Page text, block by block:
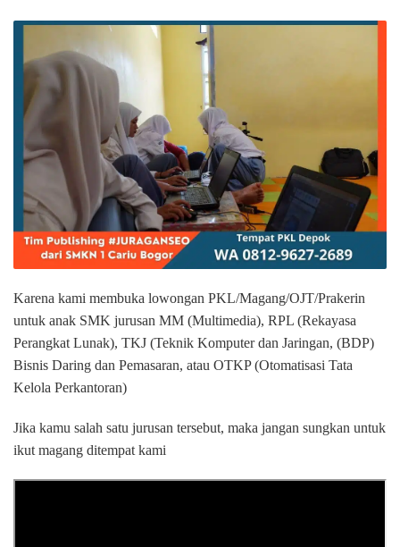
Karena kami membuka lowongan PKL/Magang/OJT/Prakerin
untuk anak SMK jurusan MM (Multimedia), RPL (Rekayasa
Perangkat Lunak), TKJ (Teknik Komputer dan Jaringan, (BDP)
Bisnis Daring dan Pemasaran, atau OTKP (Otomatisasi Tata
Kelola Perkantoran)
Jika kamu salah satu jurusan tersebut, maka jangan sungkan untuk
ikut magang ditempat kami